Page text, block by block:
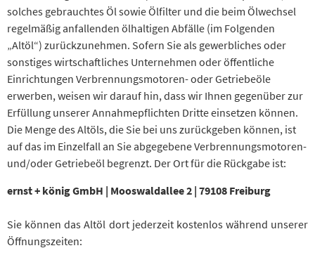
solches gebrauchtes Öl sowie Ölfilter und die beim Ölwechsel
regelmäßig anfallenden ölhaltigen Abfälle (im Folgenden
„Altöl“) zurückzunehmen. Sofern Sie als gewerbliches oder
sonstiges wirtschaftliches Unternehmen oder öffentliche
Einrichtungen Verbrennungsmotoren- oder Getriebeöle
erwerben, weisen wir darauf hin, dass wir Ihnen gegenüber zur
Erfüllung unserer Annahmepflichten Dritte einsetzen können.
Die Menge des Altöls, die Sie bei uns zurückgeben können, ist
auf das im Einzelfall an Sie abgegebene Verbrennungsmotoren-
und/oder Getriebeöl begrenzt. Der Ort für die Rückgabe ist:
ernst + könig GmbH | Mooswaldallee 2 | 79108 Freiburg
Sie können das Altöl dort jederzeit kostenlos während unserer
Öffnungszeiten: